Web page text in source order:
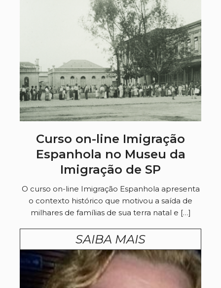
Curso on-line Imigração
Espanhola no Museu da
Imigração de SP
O curso on-line Imigração Espanhola apresenta
o contexto histórico que motivou a saída de
milhares de famílias de sua terra natal e […]
SAIBA MAIS